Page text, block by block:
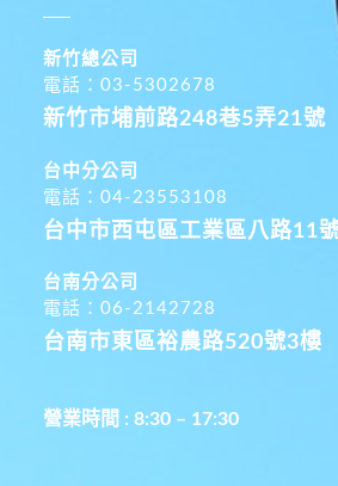
新竹總公司
電話：03-5302678
新竹市埔前路248巷5弄21號
台中分公司
電話：04-23553108
台中市西屯區工業區八路11
台南分公司
電話：06-2142728
台南市東區裕農路520號3樓
營業時間 : 8:30 – 17:30